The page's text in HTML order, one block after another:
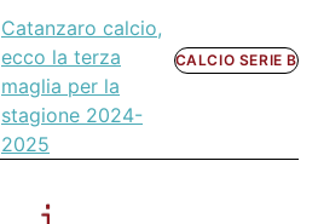
Catanzaro calcio,
ecco la terza
maglia per la
stagione 2024-
2025
CALCIO SERIE B